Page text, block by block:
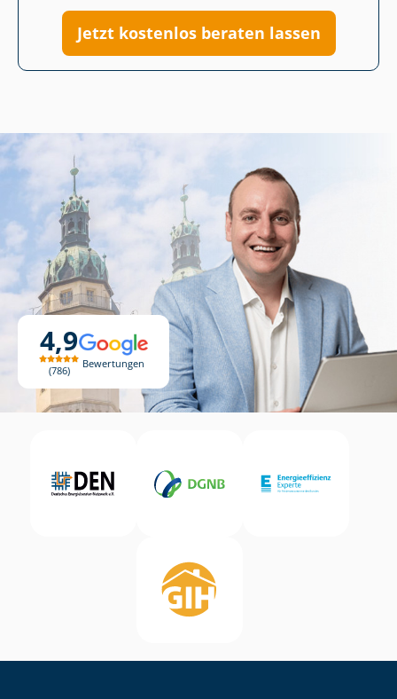
4,9
786
Bewertungen
Jetzt kostenlos beraten lassen